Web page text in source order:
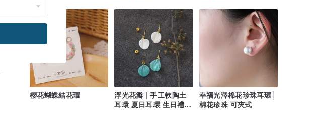
免運
櫻花蝴蝶結花環
浮光花瓣 | 手工軟陶土
耳環 夏日耳環 生日禮物
幸福光澤棉花珍珠耳環│
棉花珍珠 可夾式